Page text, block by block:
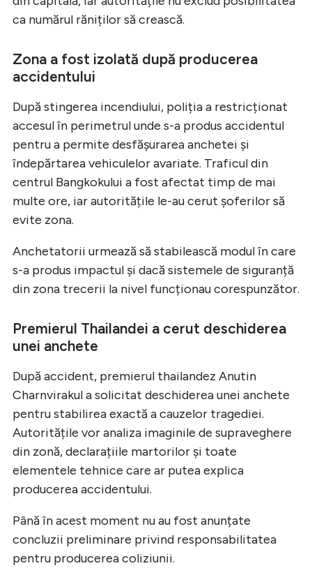
ca numărul răniților să crească.
Zona a fost izolată după producerea
accidentului
După stingerea incendiului, poliția a restricționat
accesul în perimetrul unde s-a produs accidentul
pentru a permite desfășurarea anchetei și
îndepărtarea vehiculelor avariate. Traficul din
centrul Bangkokului a fost afectat timp de mai
multe ore, iar autoritățile le-au cerut șoferilor să
evite zona.
Anchetatorii urmează să stabilească modul în care
s-a produs impactul și dacă sistemele de siguranță
din zona trecerii la nivel funcționau corespunzător.
Premierul Thailandei a cerut deschiderea
unei anchete
După accident, premierul thailandez Anutin
Charnvirakul a solicitat deschiderea unei anchete
pentru stabilirea exactă a cauzelor tragediei.
Autoritățile vor analiza imaginile de supraveghere
din zonă, declarațiile martorilor și toate
elementele tehnice care ar putea explica
producerea accidentului.
Până în acest moment nu au fost anunțate
concluzii preliminare privind responsabilitatea
pentru producerea coliziunii.